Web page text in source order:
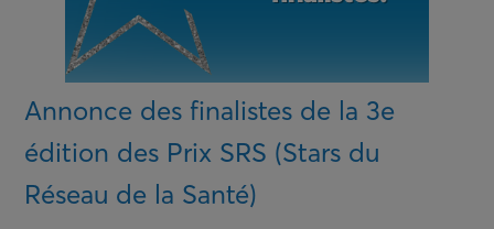
Annonce des finalistes de la 3e
édition des Prix SRS (Stars du
Réseau de la Santé)